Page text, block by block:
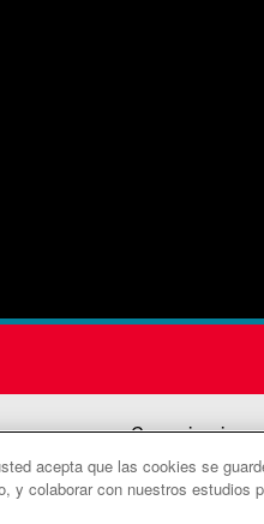
©2026
acepta que las cookies se
y colaborar con nuestros estudios